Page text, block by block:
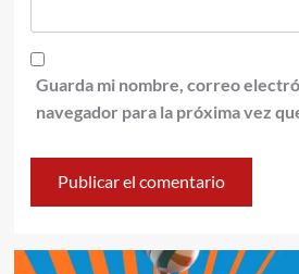
Guarda mi nombre, correo
navegador para la próxima vez